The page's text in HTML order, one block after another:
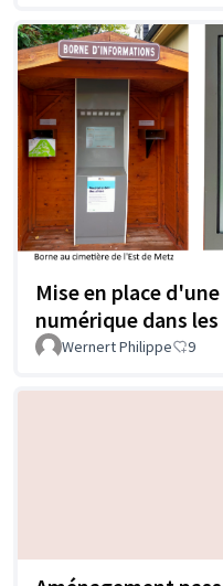
Mise en place
numérique dans
Wernert Philippe 9